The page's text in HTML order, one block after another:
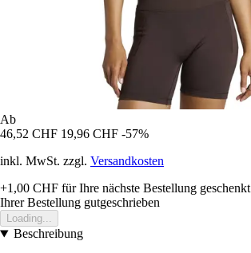
Ab
46,52 CHF 19,96 CHF -57%
inkl. MwSt. zzgl. Versandkosten
+1,00 CHF für Ihre nächste Bestellung geschenkt
Ihrer Bestellung gutgeschrieben
Loading...
Beschreibung